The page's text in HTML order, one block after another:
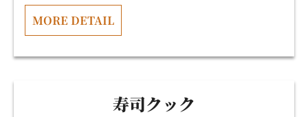
MORE DETAIL
寿司クック